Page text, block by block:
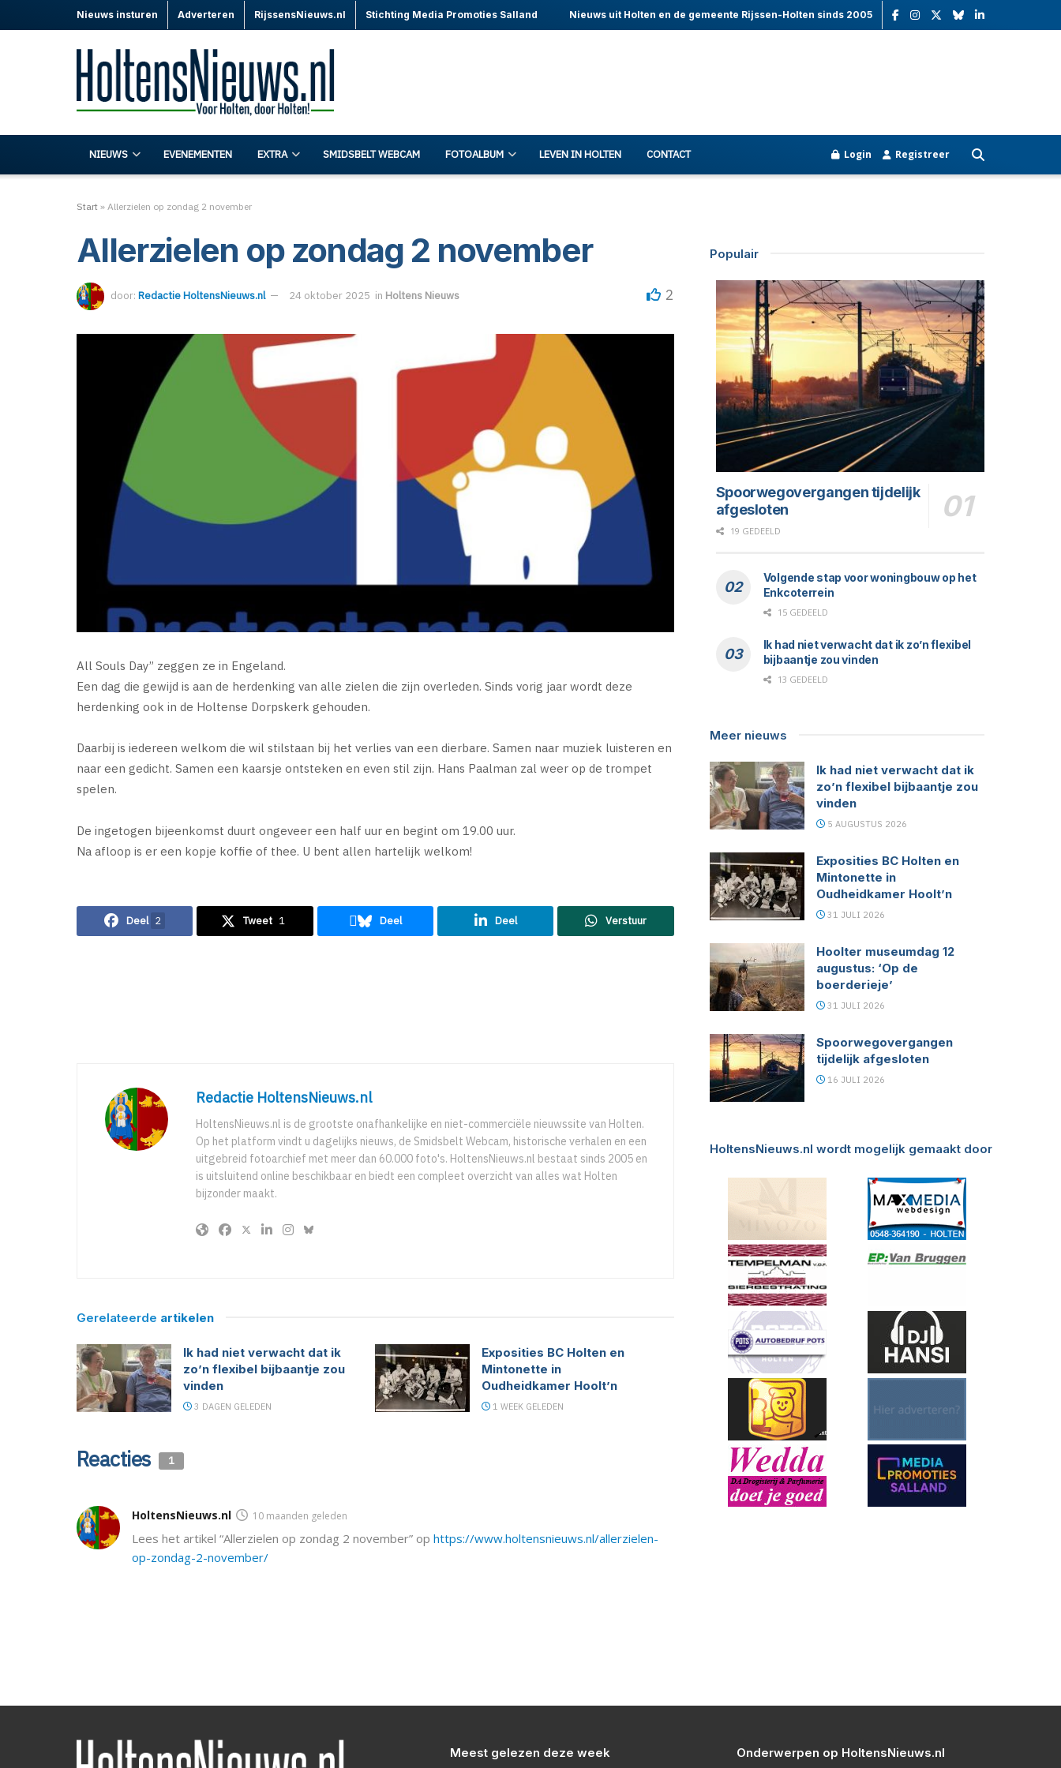
Nieuws insturen Adverteren RijssensNieuws.nl Stichting Media Promoties Salland Nieuws uit Holten en de gemeente Rijssen-Holten sinds 2005
NIEUWS EVENEMENTEN EXTRA SMIDSBELT WEBCAM FOTOALBUM LEVEN IN HOLTEN CONTACT Login Registreer
Start » Allerzielen op zondag 2 november
Allerzielen op zondag 2 november
door: Redactie HoltensNieuws.nl 24 oktober 2025 in Holtens Nieuws 2
All Souls Day” zeggen ze in Engeland.
Een dag die gewijd is aan de herdenking van alle zielen die zijn overleden. Sinds vorig jaar wordt deze
herdenking ook in de Holtense Dorpskerk gehouden.
Daarbij is iedereen welkom die wil stilstaan bij het verlies van een dierbare. Samen naar muziek luisteren en
naar een gedicht. Samen een kaarsje ontsteken en even stil zijn. Hans Paalman zal weer op de trompet
spelen.
De ingetogen bijeenkomst duurt ongeveer een half uur en begint om 19.00 uur.
Na afloop is er een kopje koffie of thee. U bent allen hartelijk welkom!
Deel 2 Tweet 1 Deel Deel Verstuur
Redactie HoltensNieuws.nl
HoltensNieuws.nl is de grootste onafhankelijke en niet-commerciële nieuwssite van Holten.
Op het platform vindt u dagelijks nieuws, de Smidsbelt Webcam, historische verhalen en een
uitgebreid fotoarchief met meer dan 60.000 foto's. HoltensNieuws.nl bestaat sinds 2005 en
is uitsluitend online beschikbaar en biedt een compleet overzicht van alles wat Holten
bijzonder maakt.
Gerelateerde artikelen
Ik had niet verwacht dat ik
zo’n flexibel bijbaantje zou
vinden
3 DAGEN GELEDEN
Exposities BC Holten en
Mintonette in
Oudheidkamer Hoolt’n
1 WEEK GELEDEN
Reacties 1
HoltensNieuws.nl 10 maanden geleden
Lees het artikel “Allerzielen op zondag 2 november” op https://www.holtensnieuws.nl/allerzielen-
op-zondag-2-november/
Populair
Spoorwegovergangen tijdelijk
afgesloten
19 GEDEELD
Volgende stap voor woningbouw op het
Enkcoterrein
15 GEDEELD
Ik had niet verwacht dat ik zo’n flexibel
bijbaantje zou vinden
13 GEDEELD
Meer nieuws
Ik had niet verwacht dat ik
zo’n flexibel bijbaantje zou
vinden
5 AUGUSTUS 2026
Exposities BC Holten en
Mintonette in
Oudheidkamer Hoolt’n
31 JULI 2026
Hoolter museumdag 12
augustus: ‘Op de
boerderieje’
31 JULI 2026
Spoorwegovergangen
tijdelijk afgesloten
16 JULI 2026
HoltensNieuws.nl wordt mogelijk gemaakt door
Meest gelezen deze week Onderwerpen op HoltensNieuws.nl